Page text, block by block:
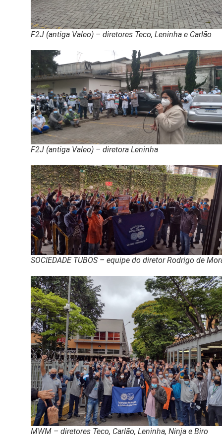
F2J (antiga Valeo) – diretores Teco, Leninha e Carlão
F2J (antiga Valeo) – diretora Leninha
SOCIEDADE TUBOS – equipe do diretor Rodrigo de
MWM – diretores Teco, Carlão, Leninha, Ninja e Biro